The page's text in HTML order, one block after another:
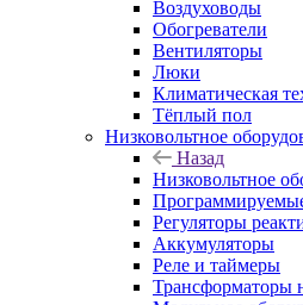
Воздуховоды
Обогреватели
Вентиляторы
Люки
Климатическая
Тёплый пол
Низковольтное
Назад
Низковольтное
Регуляторы
Аккумуляторы
Реле и таймеры
Трансформаторы